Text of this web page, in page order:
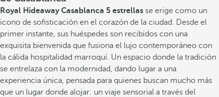
Royal Hideaway Casablanca 5 estrellas se erige como un
icono de sofisticación en el corazón de la ciudad. Desde el
primer instante, sus huéspedes son recibidos con una
exquisita bienvenida que fusiona el lujo contemporáneo con
la cálida hospitalidad marroquí. Un espacio donde la tradición
se entrelaza con la modernidad, dando lugar a una
experiencia única, pensada para quienes buscan mucho más
que un lugar donde alojar: un viaje sensorial a través del